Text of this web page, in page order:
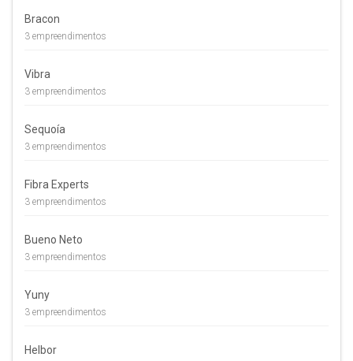
Bracon
3 empreendimentos
Vibra
3 empreendimentos
Sequoía
3 empreendimentos
Fibra Experts
3 empreendimentos
Bueno Neto
3 empreendimentos
Yuny
3 empreendimentos
Helbor